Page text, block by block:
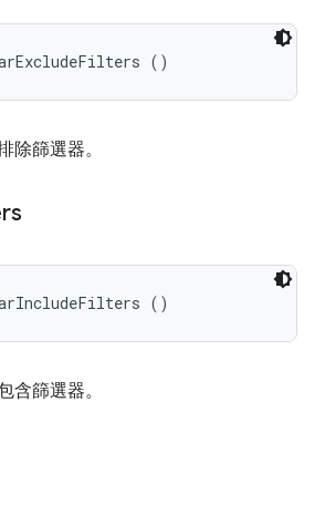
()
除篩選器。
()
含篩選器。